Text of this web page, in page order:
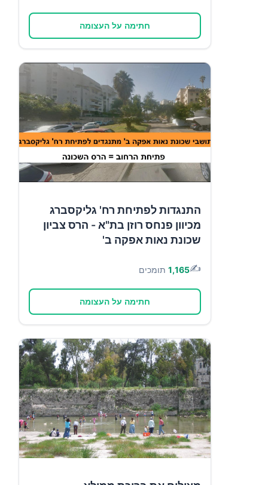
חתימה על העצומה
התנגדות לפתיחת רח' גליקסברג
מכיוון פנחס רוזן בת"א - הרס צביון
שכונת נאות אפקה ב'
✍️
1,165 תומכים
חתימה על העצומה